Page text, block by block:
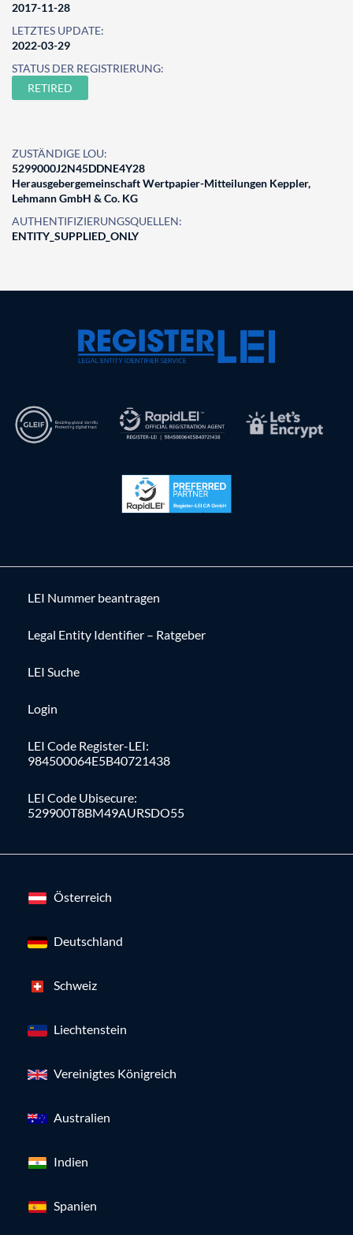
2017-11-28
LETZTES UPDATE:
2022-03-29
STATUS DER REGISTRIERUNG:
RETIRED
ZUSTÄNDIGE LOU:
5299000J2N45DDNE4Y28
Herausgebergemeinschaft Wertpapier-Mitteilungen Keppler,
Lehmann GmbH & Co. KG
AUTHENTIFIZIERUNGSQUELLEN:
ENTITY_SUPPLIED_ONLY
LEI Nummer beantragen
Legal Entity Identifier – Ratgeber
LEI Suche
Login
LEI Code Register-LEI:
984500064E5B40721438
LEI Code Ubisecure:
529900T8BM49AURSDO55
Österreich
Deutschland
Schweiz
Liechtenstein
Vereinigtes Königreich
Australien
Indien
Spanien